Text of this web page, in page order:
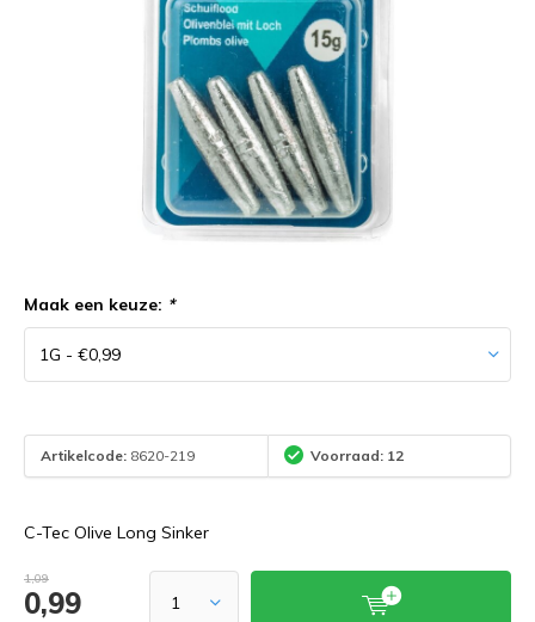
Maak een keuze: *
Artikelcode: 8620-219 Voorraad: 12
C-Tec Olive Long Sinker
1,09
0,99